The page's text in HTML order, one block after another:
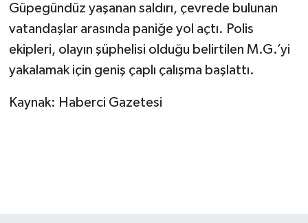
Güpegündüz yaşanan saldırı, çevrede bulunan
vatandaşlar arasında paniğe yol açtı. Polis
ekipleri, olayın şüphelisi olduğu belirtilen M.G.’yi
yakalamak için geniş çaplı çalışma başlattı.
Kaynak: Haberci Gazetesi